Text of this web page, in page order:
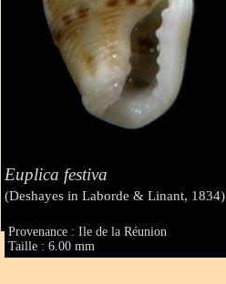
Euplica festiva
(Deshayes in Laborde & Linant, 1834)
Provenance : Ile de la Réunion
Taille : 6.00 mm